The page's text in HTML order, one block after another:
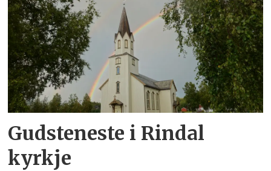
Gudsteneste i Rindal
kyrkje